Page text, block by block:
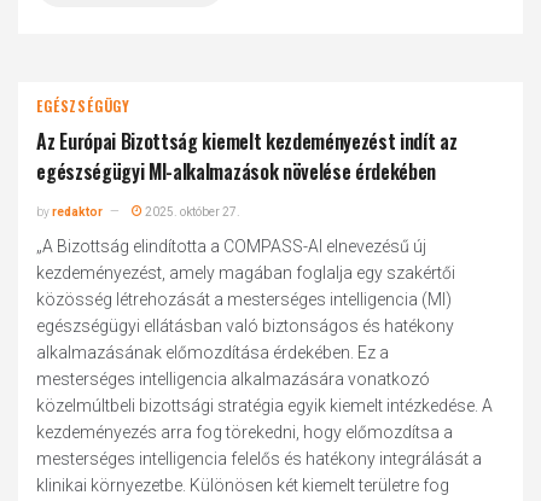
EGÉSZSÉGÜGY
Az Európai Bizottság kiemelt kezdeményezést indít az
egészségügyi MI-alkalmazások növelése érdekében
byredaktor 2025. október 27.
„A Bizottság elindította a COMPASS-AI elnevezésű új
kezdeményezést, amely magában foglalja egy szakértői
közösség létrehozását a mesterséges intelligencia (MI)
egészségügyi ellátásban való biztonságos és hatékony
alkalmazásának előmozdítása érdekében. Ez a
mesterséges intelligencia alkalmazására vonatkozó
közelmúltbeli bizottsági stratégia egyik kiemelt intézkedése. A
kezdeményezés arra fog törekedni, hogy előmozdítsa a
mesterséges intelligencia felelős és hatékony integrálását a
klinikai környezetbe. Különösen két kiemelt területre fog